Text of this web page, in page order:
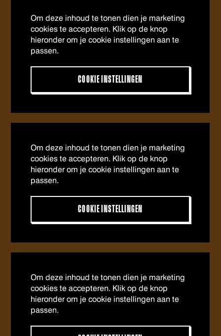
Om deze inhoud te tonen dien je marketing
cookies te accepteren. Klik op de knop
hieronder om je cookie instellingen aan te
passen.
COOKIE INSTELLINGEN
Om deze inhoud te tonen dien je marketing
cookies te accepteren. Klik op de knop
hieronder om je cookie instellingen aan te
passen.
COOKIE INSTELLINGEN
Om deze inhoud te tonen dien je marketing
cookies te accepteren. Klik op de knop
hieronder om je cookie instellingen aan te
passen.